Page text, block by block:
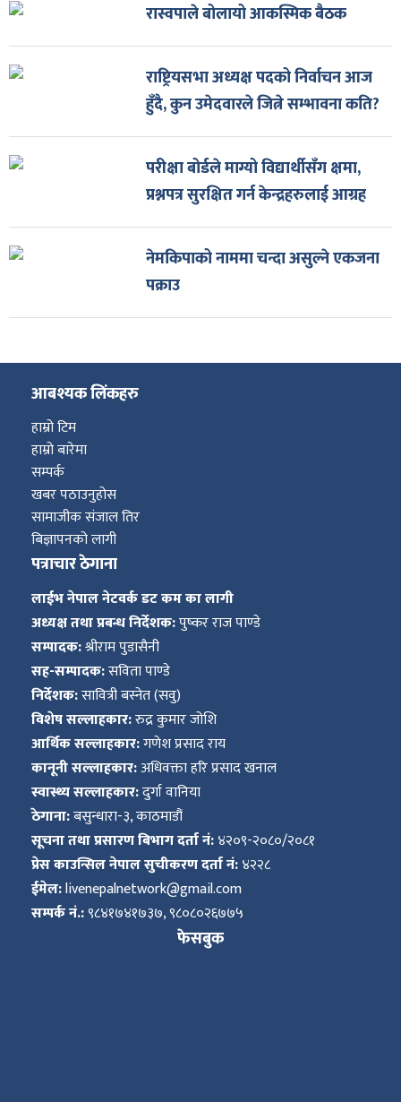
रास्वपाले बोलायो आकस्मिक बैठक
राष्ट्रियसभा अध्यक्ष पदको निर्वाचन आज
हुँदै, कुन उमेदवारले जित्ने सम्भावना कति?
परीक्षा बोर्डले माग्यो विद्यार्थीसँग क्षमा,
प्रश्नपत्र सुरक्षित गर्न केन्द्रहरुलाई आग्रह
नेमकिपाको नाममा चन्दा असुल्ने एकजना
पक्राउ
आबश्यक लिंकहरु
हाम्रो टिम
हाम्रो बारेमा
सम्पर्क
खबर पठाउनुहोस
सामाजीक संजाल तिर
बिज्ञापनको लागी
पत्राचार ठेगाना
लाईभ नेपाल नेटवर्क डट कम का लागी
अध्यक्ष तथा प्रबन्ध निर्देशक:पुष्कर राज पाण्डे
सम्पादक:श्रीराम पुडासैनी
सह-सम्पादक:सविता पाण्डे
निर्देशक:सावित्री बस्नेत (सवु)
विशेष सल्लाहकार:रुद्र कुमार जोशि
आर्थिक सल्लाहकार:गणेश प्रसाद राय
कानूनी सल्लाहकार:अधिवक्ता हरि प्रसाद खनाल
स्वास्थ्य सल्लाहकार:दुर्गा वानिया
ठेगाना:बसुन्धारा-३, काठमाडौं
सूचना तथा प्रसारण बिभाग दर्ता नं:४२०९-२०८०/२०८१
प्रेस काउन्सिल नेपाल सुचीकरण दर्ता नं:४२२८
ईमेल:livenepalnetwork@gmail.com
सम्पर्क नं.:९८४१७४१७३७, ९८०८०२६७७५
फेसबुक